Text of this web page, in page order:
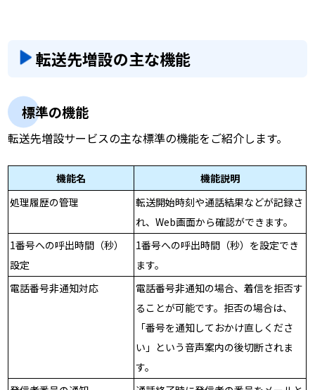
転送先増設の主な機能
標準の機能
転送先増設サービスの主な標準の機能をご紹介します。
機能名
機能説明
処理履歴の管理
転送開始時刻や通話結果などが記録さ
れ、Web画面から確認ができます。
1番号への呼出時間（秒）
設定
1番号への呼出時間（秒）を設定でき
ます。
電話番号非通知対応
電話番号非通知の場合、着信を拒否す
ることが可能です。拒否の場合は、
「番号を通知しておかけ直しくださ
い」という音声案内の後切断されま
す。